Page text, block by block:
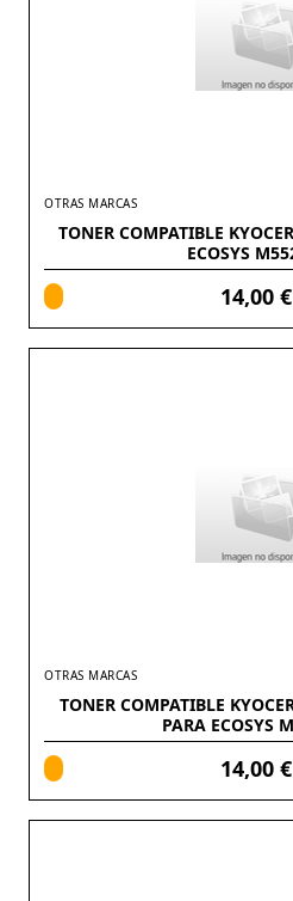
OTRAS MARCAS
TONER COMPATIBLE
ECOSYS
14,00 €
OTRAS MARCAS
TONER COMPATIBLE
PARA ECOSYS
14,00 €